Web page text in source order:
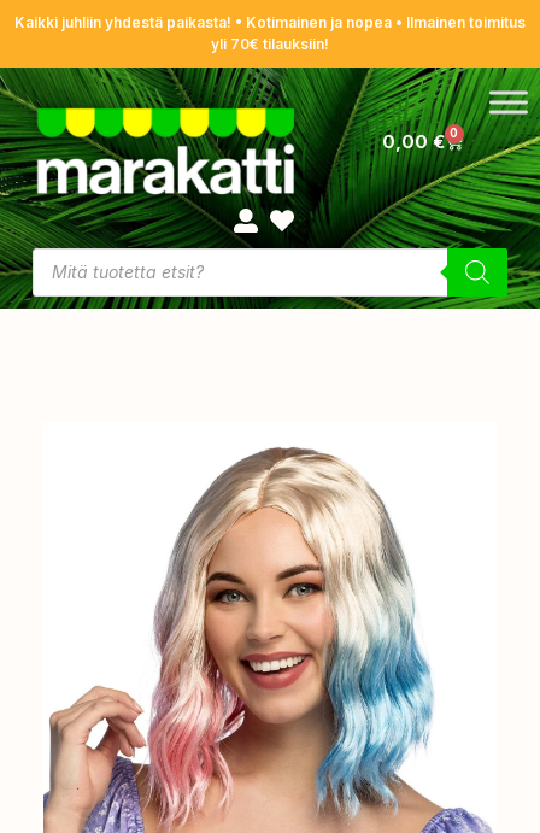
Kaikki juhliin yhdestä paikasta! • Kotimainen ja nopea • Ilmainen toimitus
yli 70€ tilauksiin!
0,00€ 0